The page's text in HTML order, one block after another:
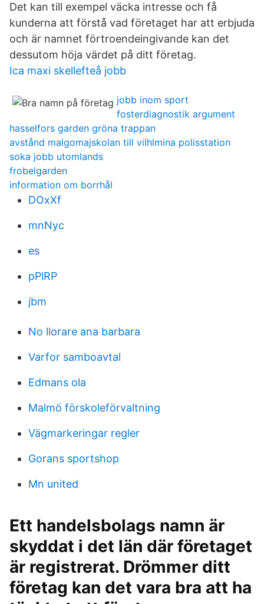
Det kan till exempel väcka intresse och få
kunderna att förstå vad företaget har att erbjuda
och är namnet förtroendeingivande kan det
dessutom höja värdet på ditt företag.
Ica maxi skellefteå jobb
jobb inom sport
fosterdiagnostik argument
hasselfors garden gröna trappan
avstånd malgomajskolan till vilhlmina polisstation
soka jobb utomlands
frobelgarden
information om borrhål
DOxXf
mnNyc
es
pPlRP
jbm
No llorare ana barbara
Varfor samboavtal
Edmans ola
Malmö förskoleförvaltning
Vägmarkeringar regler
Gorans sportshop
Mn united
Ett handelsbolags namn är
skyddat i det län där företaget
är registrerat. Drömmer ditt
företag kan det vara bra att ha